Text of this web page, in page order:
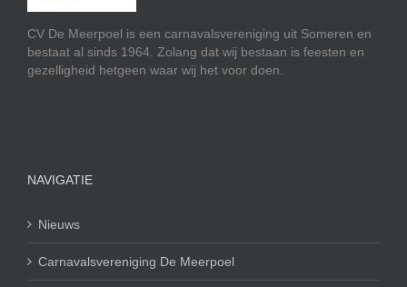
CV De Meerpoel is een carnavalsvereniging uit Someren en
bestaat al sinds 1964. Zolang dat wij bestaan is feesten en
gezelligheid hetgeen waar wij het voor doen.
NAVIGATIE
Nieuws
Carnavalsvereniging De Meerpoel